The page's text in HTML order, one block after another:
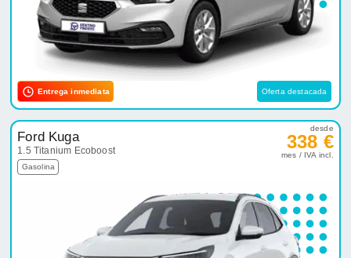
Entrega inmediata Oferta destacada
Ford Kuga
1.5 Titanium Ecoboost
Gasolina
desde
338 €
mes / IVA incl.